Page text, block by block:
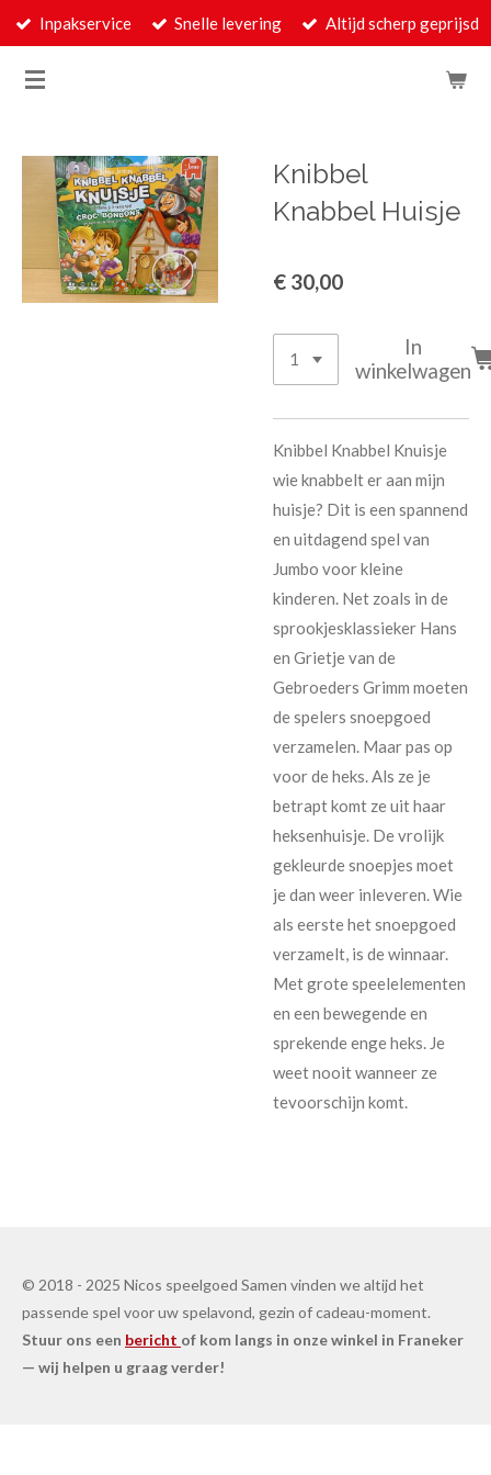
Ga
naar
Inpakservice Snelle levering Altijd scherp geprijsd
Knibbel
Knabbel Huisje
€ 30,00
In
winkelwagen
Knibbel Knabbel Knuisje
wie knabbelt er aan mijn
huisje? Dit is een spannend
en uitdagend spel van
Jumbo voor kleine
kinderen. Net zoals in de
sprookjesklassieker Hans
en Grietje van de
Gebroeders Grimm moeten
de spelers snoepgoed
verzamelen. Maar pas op
voor de heks. Als ze je
betrapt komt ze uit haar
heksenhuisje. De vrolijk
gekleurde snoepjes moet
je dan weer inleveren. Wie
als eerste het snoepgoed
verzamelt, is de winnaar.
Met grote speelelementen
en een bewegende en
sprekende enge heks. Je
weet nooit wanneer ze
tevoorschijn komt.
© 2018 - 2025 Nicos speelgoed Samen vinden we altijd het
passende spel voor uw spelavond, gezin of cadeau-moment.
Stuur ons een bericht of kom langs in onze winkel in Franeker
— wij helpen u graag verder!